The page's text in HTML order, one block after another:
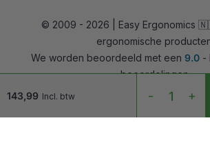
143,99 Incl. btw
Double
- +
Zit-sta bureaus
Overig
© 2009 - 2026 | Easy Ergonomics
ergonomische
We worden beoordeeld met een 9.0 -
beoordelingen